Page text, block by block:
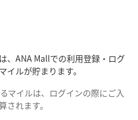
、ANA Mallでの利用登録・ログ
イルが貯まります。
マイルは、ログインの際にご入
されます。